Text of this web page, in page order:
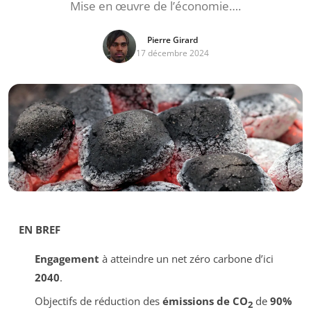
Mise en œuvre de l’économie….
Pierre Girard
17 décembre 2024
EN BREF
Engagement à atteindre un net zéro carbone d’ici
2040.
Objectifs de réduction des émissions de CO2de 90%